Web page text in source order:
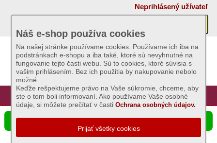
Neprihlásený užívateľ
Úvod Hlavná stránka Prihlásenie Registrácia
Náš e-shop používa cookies
Na našej stránke používame cookies. Používame ich iba na
podstránkach e-shopu a iba také, ktoré sú nevyhnutné na
fungovanie tejto časti webu. Sú to cookies, ktoré súvisia s
vašim prihlásením. Bez ich použitia by nakupovanie nebolo
možné.
Keďže rešpektujeme právo na Vaše súkromie, chceme, aby
ste o tom boli informovaní. Ako používame Vaše osobné
údaje, si môžete prečítať v častiOchrana osobných údajov.
☰ Ponuka produktov
Akcie
Sviečky
Umelé
kvety